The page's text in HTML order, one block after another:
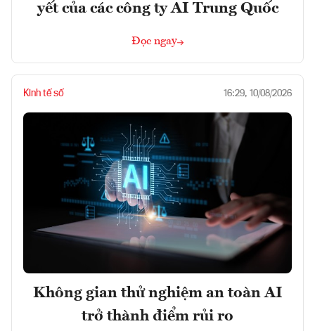
yết của các công ty AI Trung Quốc
Đọc ngay
Kinh tế số 16:29, 10/08/2026
Không gian thử nghiệm an toàn AI
trở thành điểm rủi ro